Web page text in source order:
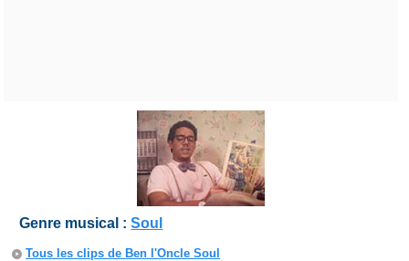
Genre musical :Soul
Tous les clips de Ben l'Oncle Soul